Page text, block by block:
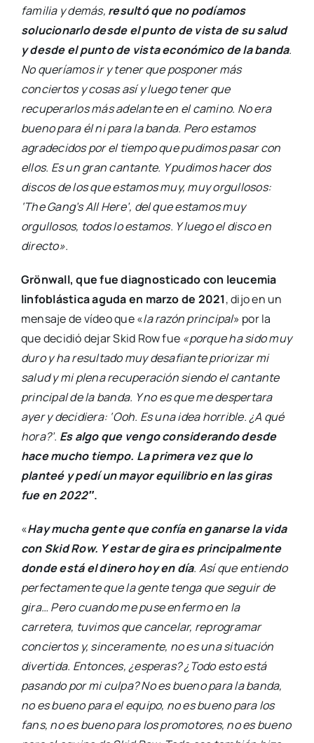
familia y demás, resultó que no podíamos
solucionarlo desde el punto de vista de su salud
y desde el punto de vista económico de la banda.
No queríamos ir y tener que posponer más
conciertos y cosas así y luego tener que
recuperarlos más adelante en el camino. No era
bueno para él ni para la banda. Pero estamos
agradecidos por el tiempo que pudimos pasar con
ellos. Es un gran cantante. Y pudimos hacer dos
discos de los que estamos muy, muy orgullosos:
‘The Gang’s All Here’, del que estamos muy
orgullosos, todos lo estamos. Y luego el disco en
directo».
Grönwall, que fue diagnosticado con leucemia
linfoblástica aguda en marzo de 2021, dijo en un
mensaje de vídeo que «la razón principal» por la
que decidió dejar Skid Row fue «porque ha sido muy
duro y ha resultado muy desafiante priorizar mi
salud y mi plena recuperación siendo el cantante
principal de la banda. Y no es que me despertara
ayer y decidiera: ‘Ooh. Es una idea horrible. ¿A qué
hora?’. Es algo que vengo considerando desde
hace mucho tiempo. La primera vez que lo
planteé y pedí un mayor equilibrio en las giras
fue en 2022″.
«Hay mucha gente que confía en ganarse la vida
con Skid Row. Y estar de gira es principalmente
donde está el dinero hoy en día. Así que entiendo
perfectamente que la gente tenga que seguir de
gira… Pero cuando me puse enfermo en la
carretera, tuvimos que cancelar, reprogramar
conciertos y, sinceramente, no es una situación
divertida. Entonces, ¿esperas? ¿Todo esto está
pasando por mi culpa? No es bueno para la banda,
no es bueno para el equipo, no es bueno para los
fans, no es bueno para los promotores, no es bueno